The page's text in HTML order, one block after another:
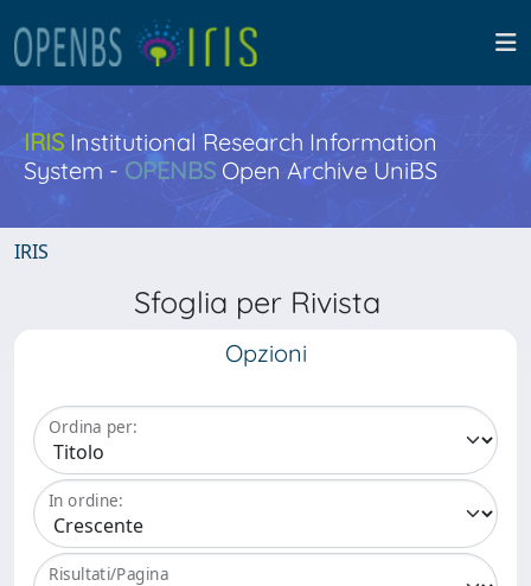
IRISInstitutional Research Information
System - OPENBS Open Archive UniBS
IRIS
Sfoglia per Rivista
Opzioni
Ordina per:
In ordine:
Risultati/Pagina